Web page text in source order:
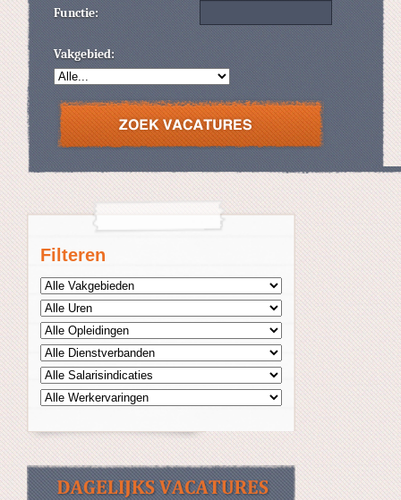
Filteren
Functie:
Vakgebied: